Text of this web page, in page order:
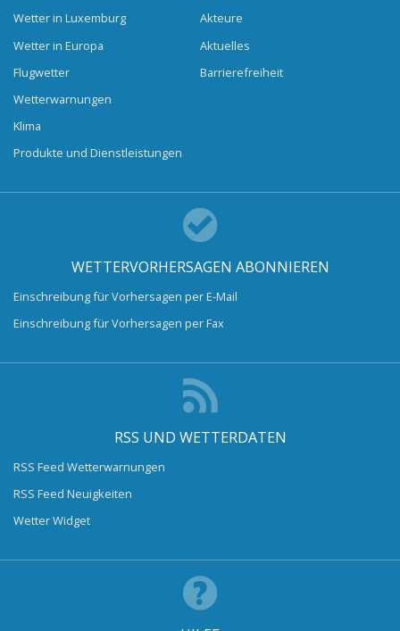
Wetter in Luxemburg
Wetter in Europa
Flugwetter
Wetterwarnungen
Klima
Produkte und Dienstleistungen
Akteure
Aktuelles
Barrierefreiheit
WETTERVORHERSAGEN ABONNIEREN
Einschreibung für Vorhersagen per E-Mail
Einschreibung für Vorhersagen per Fax
RSS UND WETTERDATEN
RSS Feed Wetterwarnungen
RSS Feed Neuigkeiten
Wetter Widget